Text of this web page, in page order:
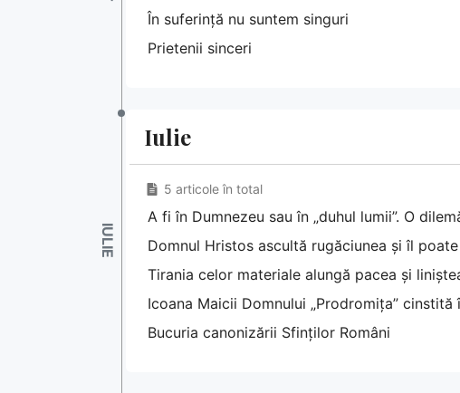
În suferință nu suntem singuri
Prietenii sinceri
Iulie
5 articole în total
A fi în Dumnezeu sau în „duhul lumii”. O
Domnul Hristos ascultă rugăciunea și îl
Tirania celor materiale alungă pacea și
Icoana Maicii Domnului „Prodromița”
Bucuria canonizării Sfinților Români